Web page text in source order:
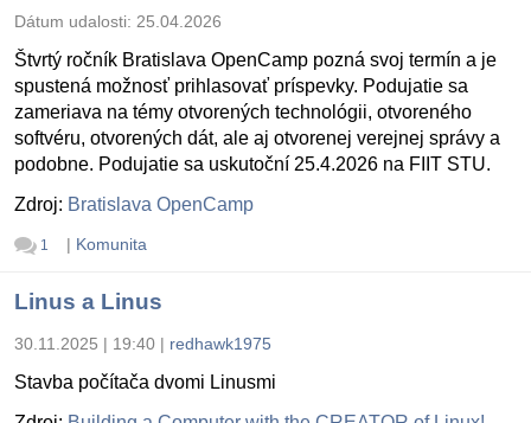
Dátum udalosti: 25.04.2026
Štvrtý ročník Bratislava OpenCamp pozná svoj termín a je
spustená možnosť prihlasovať príspevky. Podujatie sa
zameriava na témy otvorených technológii, otvoreného
softvéru, otvorených dát, ale aj otvorenej verejnej správy a
podobne. Podujatie sa uskutoční 25.4.2026 na FIIT STU.
Zdroj: Bratislava OpenCamp
1 | Komunita
Linus a Linus
30.11.2025 | 19:40 | redhawk1975
Stavba počítača dvomi Linusmi